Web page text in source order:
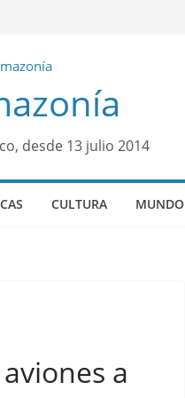
desde 13 julio 2014
CULTURA MUNDO
a